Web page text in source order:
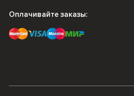
Оплачивайте заказы: